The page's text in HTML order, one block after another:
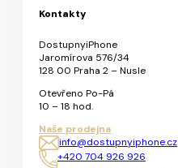
Kontakty
DostupnyiPhone
Jaromírova 576/34
128 00 Praha 2 – Nusle
Otevřeno Po-Pá
10 – 18 hod.
Naše prodejna
info@dostupnyiphone.cz
+420 704 926 926